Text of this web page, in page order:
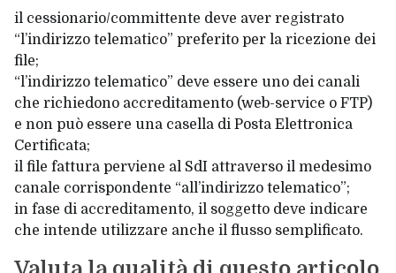
il cessionario/committente deve aver registrato
“l’indirizzo telematico” preferito per la ricezione dei
file;
“l’indirizzo telematico” deve essere uno dei canali
che richiedono accreditamento (web-service o FTP)
e non può essere una casella di Posta Elettronica
Certificata;
il file fattura perviene al SdI attraverso il medesimo
canale corrispondente “all’indirizzo telematico”;
in fase di accreditamento, il soggetto deve indicare
che intende utilizzare anche il flusso semplificato.